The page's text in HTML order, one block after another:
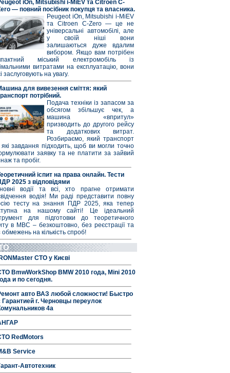
iOn, Mitsubishi i-MiEV та Citroen C-
— повний посібник покупця та власника.
Peugeot iOn, Mitsubishi i-MiEV
та Citroen C-Zero — це не
універсальні автомобілі, але
у своїй ніші вони
залишаються дуже вдалим
вибором. Якщо вам потрібен
міський електромобіль із
витратами на експлуатацію, вони
заслуговують на увагу.
для вивезення сміття: який
потрібний.
Подача техніки із запасом за
обсягом збільшує чек, а
машина «впритул»
призводить до другого рейсу
та додаткових витрат.
Розбираємо, який транспорт
які завдання підходить, щоб ви могли точно
заявку та не платити за зайвий
та пробіг.
іспит на права онлайн. Тести
2025 з відповідями
водії та всі, хто прагне отримати
водія! Ми раді представити повну
тесту на знання ПДР 2025, яка тепер
на нашому сайті! Це ідеальний
для підготовки до теоретичного
в МВС – безкоштовно, без реєстрації та
обмежень на кількість спроб!
IRONMaster СТО у Києві
BmwWorkShop BMW 2010 года, Mini 2010
и по сегодня.
авто ВАЗ любой сложности! Быстро
Гарантией г. Черновцы переулок
4а
RedMotors
Service
Автотехник